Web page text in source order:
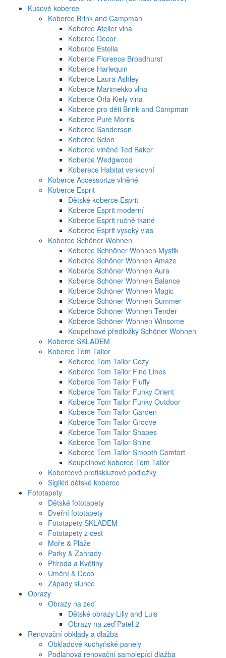
Kusové koberce
Koberce Brink and Campman
Koberce Atelier vlna
Koberce Decor
Koberce Estella
Koberce Florence Broadhurst
Koberce Harlequin
Koberce Laura Ashley
Koberce Marimekko vlna
Koberce Orla Kiely vlna
Koberce pro děti Brink and Campman
Koberce Pure Morris
Koberce Sanderson
Koberce Scion
Koberce vlněné Ted Baker
Koberce Wedgwood
Koberece Habitat venkovní
Koberce Accessorize vlněné
Koberce Esprit
Dětské koberce Esprit
Koberce Esprit moderní
Koberce Esprit ručně tkané
Koberce Esprit vysoký vlas
Koberce Schöner Wohnen
Koberce Schnöner Wohnen Mystik
Koberce Schöner Wohnen Amaze
Koberce Schöner Wohnen Aura
Koberce Schöner Wohnen Balance
Koberce Schöner Wohnen Magic
Koberce Schöner Wohnen Summer
Koberce Schöner Wohnen Tender
Koberce Schöner Wohnen Winsome
Koupelnové předložky Schöner Wohnen
Koberce SKLADEM
Koberce Tom Tailor
Koberce Tom Tailor Cozy
Koberce Tom Tailor Fine Lines
Koberce Tom Tailor Fluffy
Koberce Tom Tailor Funky Orient
Koberce Tom Tailor Funky Outdoor
Koberce Tom Tailor Garden
Koberce Tom Tailor Groove
Koberce Tom Tailor Shapes
Koberce Tom Tailor Shine
Koberce Tom Tailor Smooth Comfort
Koupelnové koberce Tom Tailor
Kobercové protiskluzové podložky
Sigikid dětské koberce
Fototapety
Dětské fototapety
Dveřní fototapety
Fototapety SKLADEM
Fototapety z cest
Moře & Pláže
Parky & Zahrady
Příroda a Květiny
Umění & Deco
Západy slunce
Obrazy
Obrazy na zeď
Dětské obrazy Lilly and Luis
Obrazy na zeď Patel 2
Renovační obklady a dlažba
Obkladové kuchyňské panely
Podlahová renovační samolepící dlažba